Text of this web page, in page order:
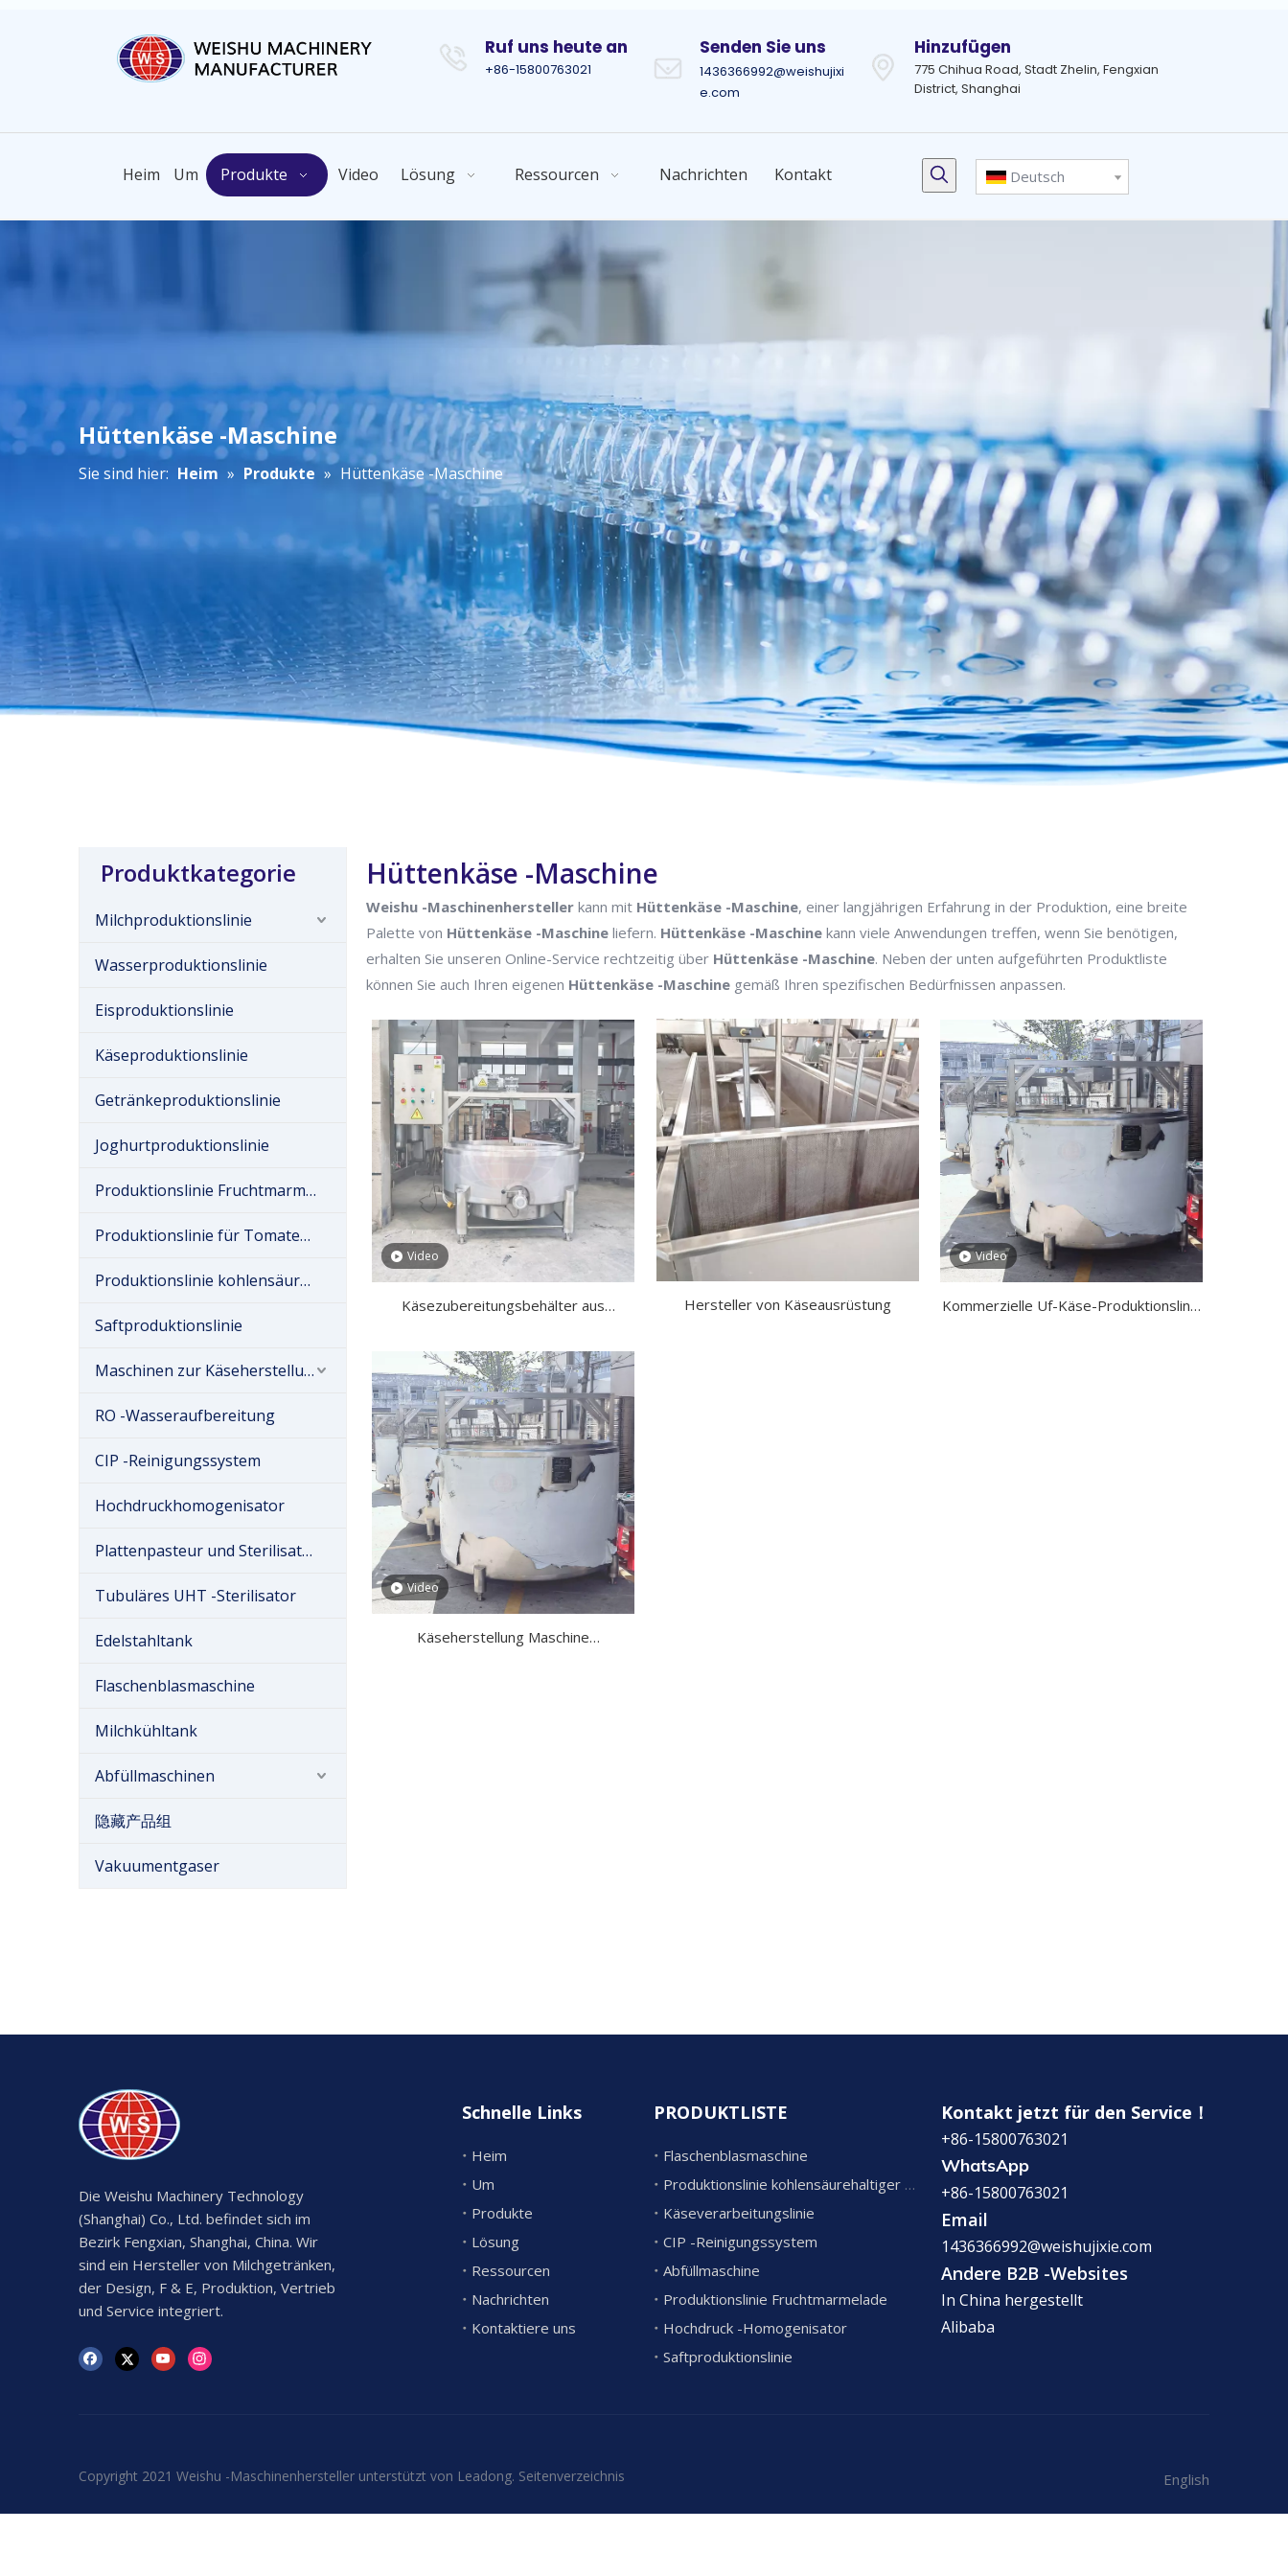
Ruf uns heute an
+86-15800763021
Senden Sie uns
1436366992@weishujixi
e.com
Hinzufügen
775 Chihua Road, Stadt Zhelin, Fengxian
District, Shanghai
Heim Um Produkte Video Lösung Ressourcen Nachrichten Kontakt Deutsch
Hüttenkäse -Maschine
Sie sind hier: Heim » Produkte » Hüttenkäse -Maschine
Produktkategorie
Milchproduktionslinie
Wasserproduktionslinie
Eisproduktionslinie
Käseproduktionslinie
Getränkeproduktionslinie
Joghurtproduktionslinie
Produktionslinie Fruchtmarmelade
Produktionslinie für Tomatenmark
Produktionslinie kohlensäurehaltiger Getränke
Saftproduktionslinie
Maschinen zur Käseherstellung
RO -Wasseraufbereitung
CIP -Reinigungssystem
Hochdruckhomogenisator
Plattenpasteur und Sterilisator
Tubuläres UHT -Sterilisator
Edelstahltank
Flaschenblasmaschine
Milchkühltank
Abfüllmaschinen
隐藏产品组
Vakuumentgaser
Hüttenkäse -Maschine
Weishu -Maschinenhersteller kann mit Hüttenkäse -Maschine, einer langjährigen Erfahrung in der Produktion, eine breite
Palette von Hüttenkäse -Maschine liefern. Hüttenkäse -Maschine kann viele Anwendungen treffen, wenn Sie benötigen,
erhalten Sie unseren Online-Service rechtzeitig über Hüttenkäse -Maschine. Neben der unten aufgeführten Produktliste
können Sie auch Ihren eigenen Hüttenkäse -Maschine gemäß Ihren spezifischen Bedürfnissen anpassen.
Video
Käsezubereitungsbehälter aus
Hersteller von Käseausrüstung
Video
Kommerzielle Uf-Käse-Produktionslinie
Video
Käseherstellung Maschine
Die Weishu Machinery Technology
(Shanghai) Co., Ltd. befindet sich im
Bezirk Fengxian, Shanghai, China. Wir
sind ein Hersteller von Milchgetränken,
der Design, F & E, Produktion, Vertrieb
und Service integriert.
Schnelle Links
Heim
Um
Produkte
Lösung
Ressourcen
Nachrichten
Kontaktiere uns
PRODUKTLISTE
Flaschenblasmaschine
Produktionslinie kohlensäurehaltiger Getränke
Käseverarbeitungslinie
CIP -Reinigungssystem
Abfüllmaschine
Produktionslinie Fruchtmarmelade
Hochdruck -Homogenisator
Saftproduktionslinie
Kontakt jetzt für den Service！
+86-15800763021
WhatsApp
+86-15800763021
Email
1436366992@weishujixie.com
Andere B2B -Websites
In China hergestellt
Alibaba
Copyright 2021 Weishu -Maschinenhersteller unterstützt von Leadong. Seitenverzeichnis English